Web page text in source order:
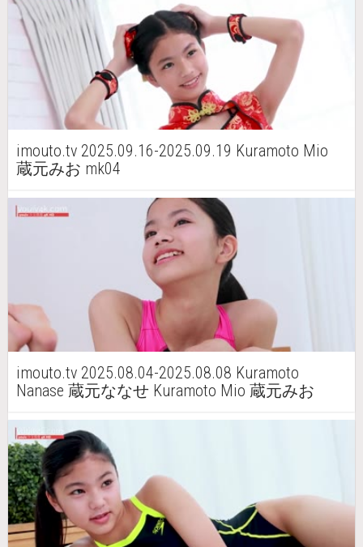
imouto.tv 2025.09.16-2025.09.19 Kuramoto Mio
蔵元みお mk04
imouto.tv 2025.08.04-2025.08.08 Kuramoto
Nanase 蔵元ななせ Kuramoto Mio 蔵元みお